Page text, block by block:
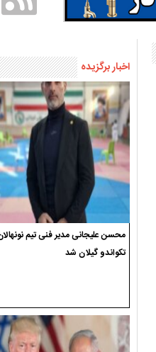
اخبار برگزیده
محسن علیجانی مدیر فنی تیم
تکواندو گیلان شد